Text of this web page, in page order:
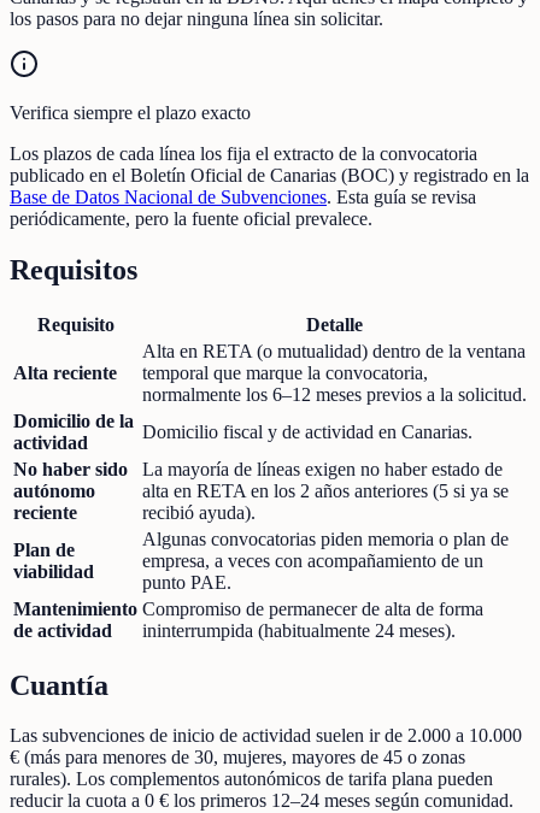
los pasos para no dejar ninguna línea sin solicitar.
Verifica siempre el plazo exacto
Los plazos de cada línea los fija el extracto de la convocatoria
publicado en el Boletín Oficial de Canarias (BOC) y registrado en la
Base de Datos Nacional de Subvenciones. Esta guía se revisa
periódicamente, pero la fuente oficial prevalece.
Requisitos
Requisito Detalle
Alta reciente
Alta en RETA (o mutualidad) dentro de la ventana
temporal que marque la convocatoria,
normalmente los 6–12 meses previos a la solicitud.
Domicilio de la
actividad
Domicilio fiscal y de actividad en Canarias.
No haber sido
autónomo
reciente
La mayoría de líneas exigen no haber estado de
alta en RETA en los 2 años anteriores (5 si ya se
recibió ayuda).
Plan de
viabilidad
Algunas convocatorias piden memoria o plan de
empresa, a veces con acompañamiento de un
punto PAE.
Mantenimiento
de actividad
Compromiso de permanecer de alta de forma
ininterrumpida (habitualmente 24 meses).
Cuantía
Las subvenciones de inicio de actividad suelen ir de 2.000 a 10.000
€ (más para menores de 30, mujeres, mayores de 45 o zonas
rurales). Los complementos autonómicos de tarifa plana pueden
reducir la cuota a 0 € los primeros 12–24 meses según comunidad.